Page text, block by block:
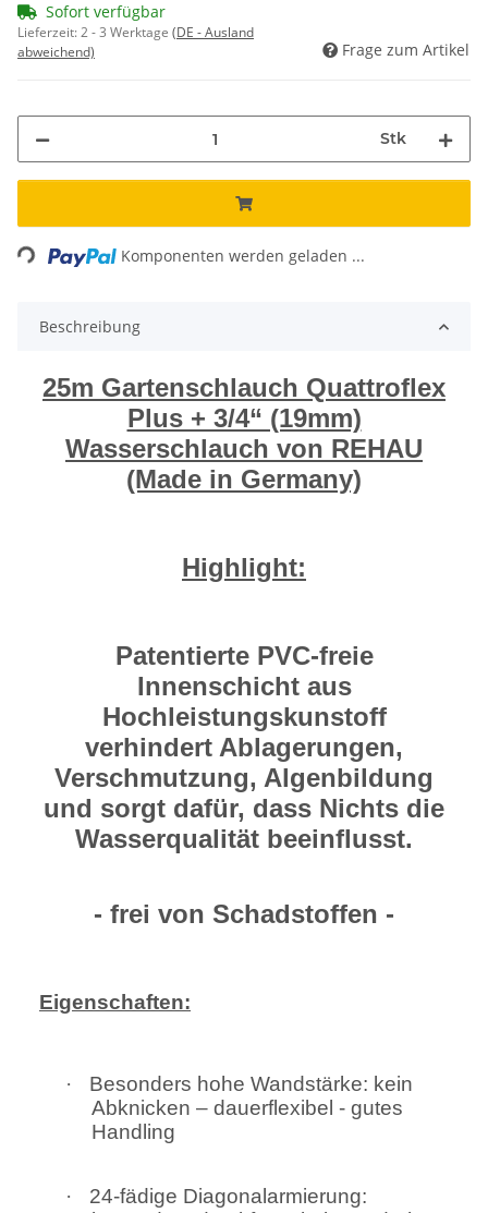
Sofort verfügbar
Lieferzeit:2 - 3 Werktage (DE - Ausland
abweichend)
Frage zum Artikel
Stk
Loading... Komponenten werden geladen ...
Beschreibung
25m Gartenschlauch Quattroflex
Plus + 3/4“ (19mm)
Wasserschlauch von REHAU
(Made in Germany)
Highlight:
Patentierte PVC-freie
Innenschicht aus
Hochleistungskunstoff
verhindert Ablagerungen,
Verschmutzung, Algenbildung
und sorgt dafür, dass Nichts die
Wasserqualität beeinflusst.
- frei von Schadstoffen -
Eigenschaften:
·
Besonders hohe Wandstärke: kein
Abknicken – dauerflexibel - gutes
Handling
·
24-fädige Diagonalarmierung: